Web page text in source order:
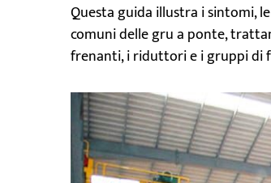
Questa guida illustra i sintomi,
comuni delle gru a ponte,
frenanti, i riduttori e i gruppi di